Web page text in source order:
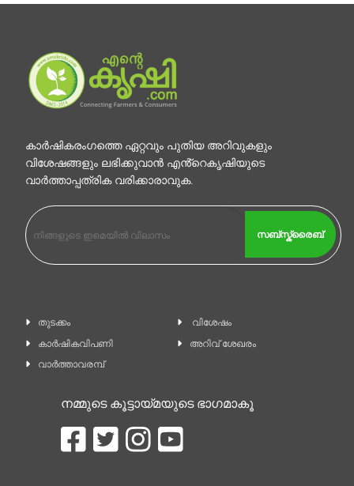
കാര്‍ഷികരംഗത്തെ ഏറ്റവും പുതിയ അറിവുകളും
വിശേഷങ്ങളും ലഭിക്കുവാന്‍ എൻ്റെകൃഷിയുടെ
വാര്‍ത്താപ്പത്രിക വരിക്കാരാവുക.
സബ്സ്ക്രൈബ്
തുടക്കം
കാ‍ർഷികവിപണി
വാര്‍ത്താവരമ്പ്
വിശേഷം
അറിവ് ശേഖരം
നമ്മുടെ കൂട്ടായ്മയുടെ ഭാഗമാകൂ